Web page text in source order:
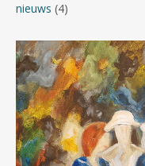
nieuws (4)